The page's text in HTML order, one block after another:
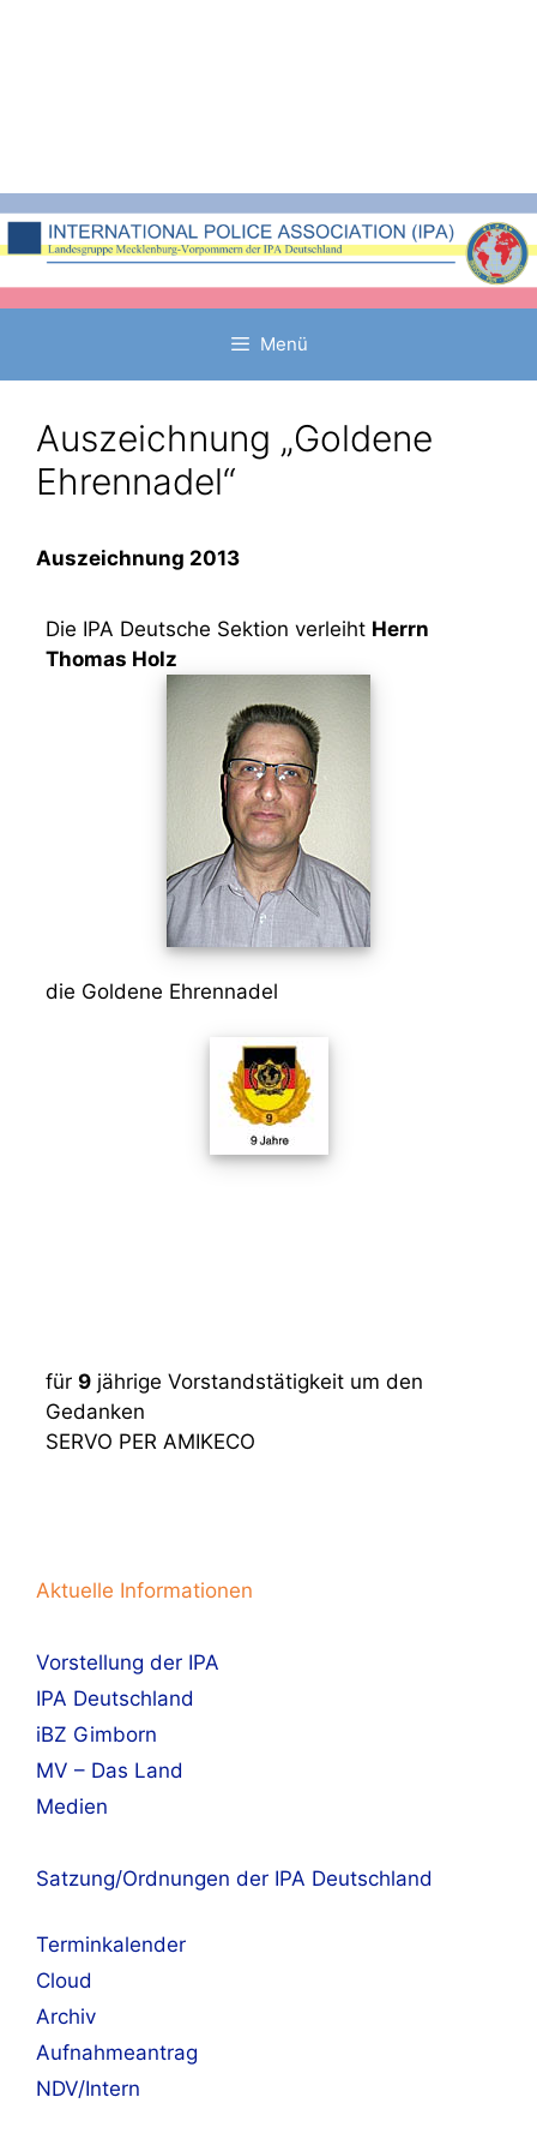
Menü
Auszeichnung „Goldene
Ehrennadel“
Auszeichnung 2013
Die IPA Deutsche Sektion verleiht Herrn
Thomas Holz
die Goldene Ehrennadel
für 9 jährige Vorstandstätigkeit um den
Gedanken
SERVO PER AMIKECO
Aktuelle Informationen
Vorstellung der IPA
IPA Deutschland
iBZ Gimborn
MV – Das Land
Medien
Satzung/Ordnungen der IPA Deutschland
Terminkalender
Cloud
Archiv
Aufnahmeantrag
NDV/Intern